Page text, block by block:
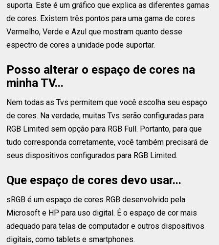
suporta. Este é um gráfico que explica as diferentes gamas
de cores. Existem três pontos para uma gama de cores
Vermelho, Verde e Azul que mostram quanto desse
espectro de cores a unidade pode suportar.
Posso alterar o espaço de cores na
minha TV...
Nem todas as Tvs permitem que você escolha seu espaço
de cores. Na verdade, muitas Tvs serão configuradas para
RGB Limited sem opção para RGB Full. Portanto, para que
tudo corresponda corretamente, você também precisará de
seus dispositivos configurados para RGB Limited.
Que espaço de cores devo usar...
sRGB é um espaço de cores RGB desenvolvido pela
Microsoft e HP para uso digital. É o espaço de cor mais
adequado para telas de computador e outros dispositivos
digitais, como tablets e smartphones.